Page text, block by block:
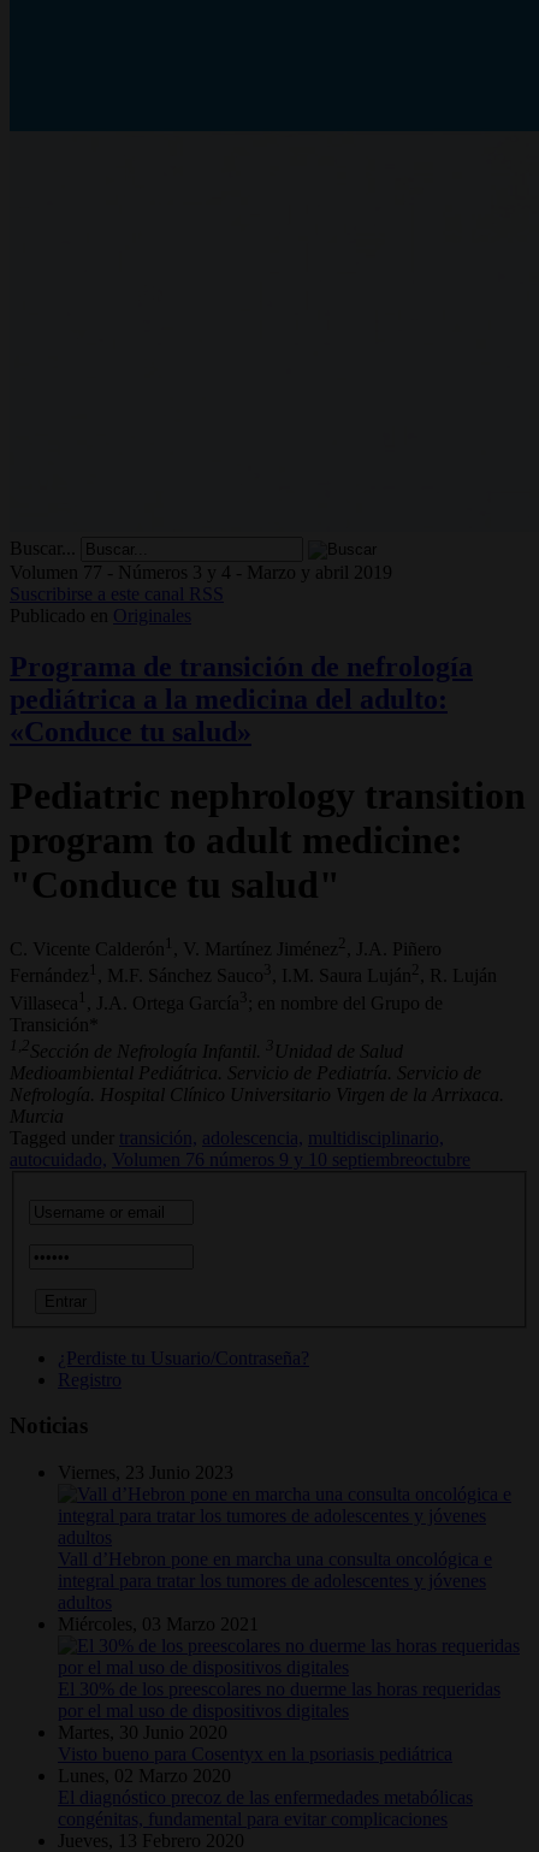
Buscar...
Volumen 77 - Números 3 y 4 - Marzo y abril 2019
Suscribirse a este canal RSS
Publicado en
Originales
Programa de transición de nefrología
pediátrica a la medicina del adulto:
«Conduce tu salud»
Pediatric nephrology transition
program to adult medicine:
"Conduce tu salud"
C. Vicente Calderón 1 , V. Martínez Jiménez
, J.A. Piñero
Fernández 1 , M.F. Sánchez Sauco 3 , I.M. Saura Luján
, R. Luján
Villaseca 1 , J.A. Ortega García 3
; en nombre del Grupo de
Transición*
1,2 Sección de Nefrología Infantil. 3 Unidad de Salud
Medioambiental Pediátrica. Servicio de Pediatría. Servicio de
Nefrología. Hospital Clínico Universitario Virgen de la Arrixaca.
Murcia
Tagged under
transición, adolescencia,
multidisciplinario,
autocuidado,
Volumen 76 números 9 y 10 septiembreoctubre
¿Perdiste tu Usuario/Contraseña?
Registro
Noticias
Viernes, 23 Junio 2023
Vall d’Hebron pone en marcha una consulta oncológica e
integral para tratar los tumores de adolescentes y jóvenes
adultos
Miércoles, 03 Marzo 2021
El 30% de los preescolares no duerme las horas requeridas
por el mal uso de dispositivos digitales
Martes, 30 Junio 2020
Visto bueno para Cosentyx en la psoriasis pediátrica
Lunes, 02 Marzo 2020
El diagnóstico precoz de las enfermedades metabólicas
congénitas, fundamental para evitar complicaciones
Jueves, 13 Febrero 2020